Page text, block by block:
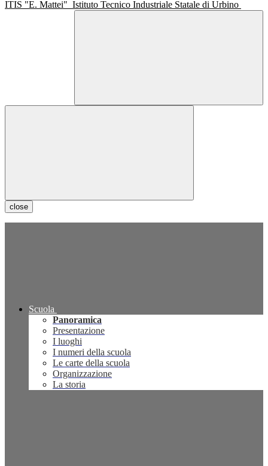
ITIS "E. Mattei" Istituto Tecnico Industriale Statale di Urbino
close
Scuola
Panoramica
Presentazione
I luoghi
I numeri della scuola
Le carte della scuola
Organizzazione
La storia